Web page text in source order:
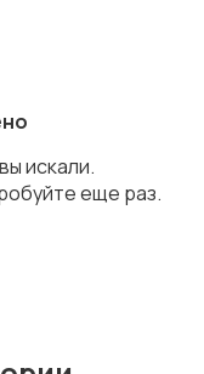
искали.
еще раз.